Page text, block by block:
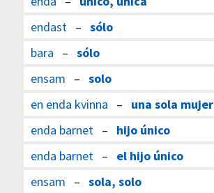
endast– sólo
bara – sólo
ensam – solo
en enda kvinna – una sola mujer
enda barnet– hijo único
enda barnet– el hijo único
ensam – sola, solo